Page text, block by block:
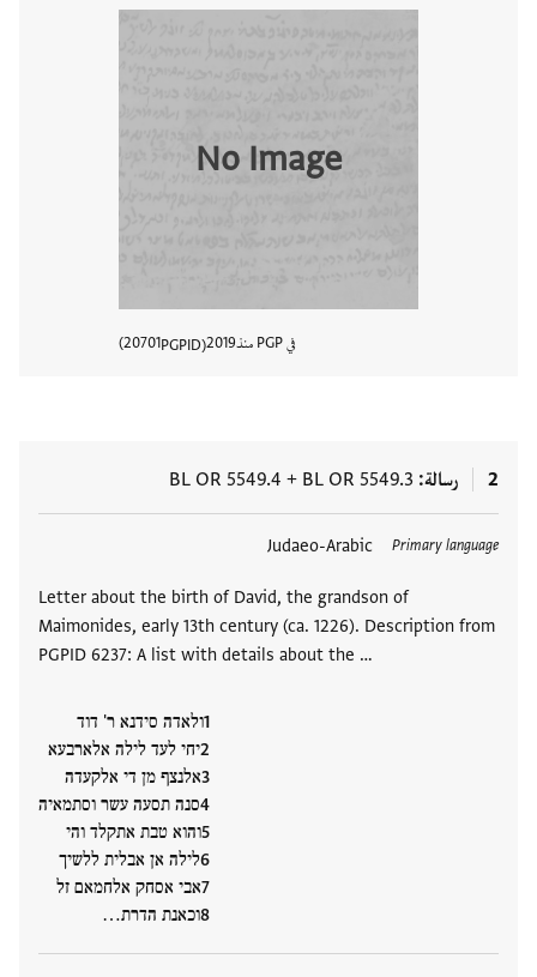
No Image
في PGP منذ 2019
PGPID
20701
2 رسالة BL OR 5549.3
+
BL OR 5549.4
Primary language
Judaeo-Arabic
Letter about the birth of David, the grandson of
Maimonides, early 13th century (ca. 1226). Description from
PGPID 6237: A list with details about the …
ולאדה סידנא ר' דוד
יחי לעד לילה אלארבעא
אלנצף מן די אלקעדה
סנה תסעה עשר וסתמאיה
והוא טבת אתקלד והי
לילה אן אבלית ללשיך
אבי אסחק אלחמאם זל
וכאנת הדרת…
العلامات